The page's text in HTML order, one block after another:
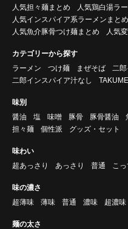
人気担々麺まとめ
人気鶏白湯ラ
人気インスパイア系ラーメンまとめ
人気魚介豚骨つけ麺まとめ
人気
カテゴリーから探す
ラーメン
つけ麺 まぜそば
二
二郎インスパイア汁なし
味別
醤油
塩 味噌 豚骨 豚骨醤油
担々麺
個性派 グッズ・セット
味わい
超あっさり
あっさり 普通 こっ
味の濃さ
超薄味
薄味 普通 濃味 超濃味
麺の太さ